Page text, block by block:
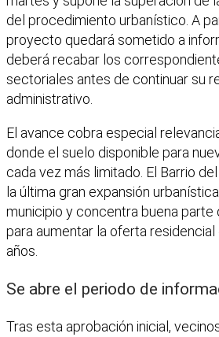
del procedimiento urbanístico. A
proyecto quedará sometido a
deberá recabar los
sectoriales antes de continuar su
administrativo.
El avance cobra especial
donde el suelo disponible para
cada vez más limitado. El Barrio
la última gran expansión
municipio y concentra buena
para aumentar la oferta
años.
Se abre el periodo de
Tras esta aprobación inicial,